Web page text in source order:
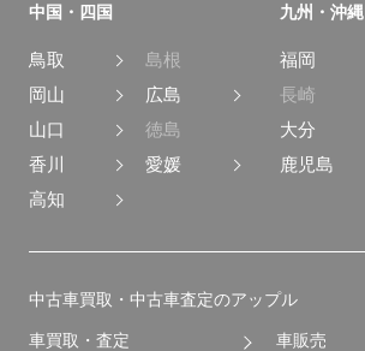
中国・四国
鳥取
島根
岡山
広島
山口
徳島
香川
愛媛
高知
九州・沖縄
福岡
長崎
大分
鹿児島
中古車買取・中古車査定のアップル
車買取・査定 車販売